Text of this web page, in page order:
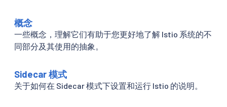
概念
一些概念，理解它们有助于您更好地了解 Istio 系统的不
同部分及其使用的抽象。
Sidecar 模式
关于如何在 Sidecar 模式下设置和运行 Istio 的说明。